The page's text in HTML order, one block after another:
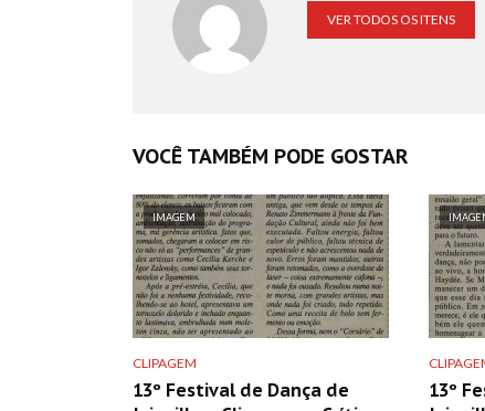
VER TODOS OS ITENS
VOCÊ TAMBÉM PODE GOSTAR
IMAGEM
CLIPAGEM
13º Festival de Dança de
13º